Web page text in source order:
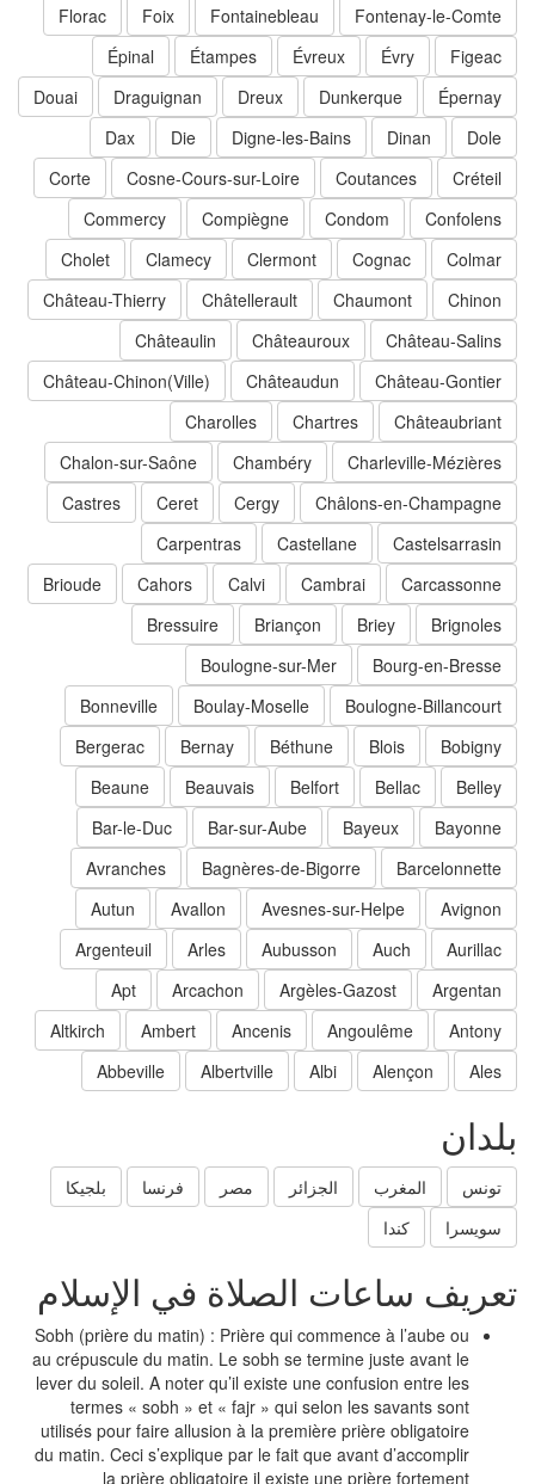
Fontenay-le-Comte
Fontainebleau
Foix
Florac
Figeac
Évry
Évreux
Étampes
Épinal
Épernay
Dunkerque
Dreux
Draguignan
Douai
Dole
Dinan
Digne-les-Bains
Créteil
Coutances
Cosne-Cours-sur-Loire
Corte
Confolens
Condom
Compiègne
Commercy
Colmar
Cognac
Clermont
Clamecy
Cholet
Chinon
Chaumont
Châtellerault
Château-Thierry
Château-Salins
Châteauroux
Châteaulin
Château-Gontier
Châteaudun
Château-Chinon(Ville)
Châteaubriant
Chartres
Charolles
Charleville-Mézières
Chambéry
Chalon-sur-Saône
Châlons-en-Champagne
Cergy
Ceret
Castres
Castelsarrasin
Castellane
Carpentras
Carcassonne
Cambrai
Calvi
Cahors
Brioude
Brignoles
Briey
Briançon
Bressuire
Bourg-en-Bresse
Boulogne-sur-Mer
Boulogne-Billancourt
Boulay-Moselle
Bonneville
Bobigny
Blois
Béthune
Bernay
Bergerac
Belley
Bellac
Belfort
Beauvais
Beaune
Bayonne
Bayeux
Bar-sur-Aube
Bar-le-Duc
Barcelonnette
Bagnères-de-Bigorre
Avranches
Avignon
Avesnes-sur-Helpe
Avallon
Autun
Aurillac
Auch
Aubusson
Arles
Argenteuil
Argentan
Argèles-Gazost
Arcachon
Antony
Angoulême
Ancenis
Ambert
Altkirch
Ales
Alençon
Albertville
Abbeville
تونس المغرب الجزائر مصر فرنسا
بلجيكا
سويسرا
ساعات الصلاة في الإسلام
Sobh (prière du matin) : Prière qui commence à l’aube ou
au crépuscule du matin. Le sobh se termine juste avant le
lever du soleil. A noter qu’il existe une confusion entre les
termes « sobh » et « fajr » qui selon les savants sont
utilisés pour faire allusion à la première prière obligatoire
du matin. Ceci s’explique par le fait que avant d’accomplir
la prière obligatoire il existe une prière fortement